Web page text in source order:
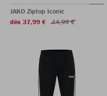
JAKO Ziptop Iconic
dès 37,99 €
44,99 €